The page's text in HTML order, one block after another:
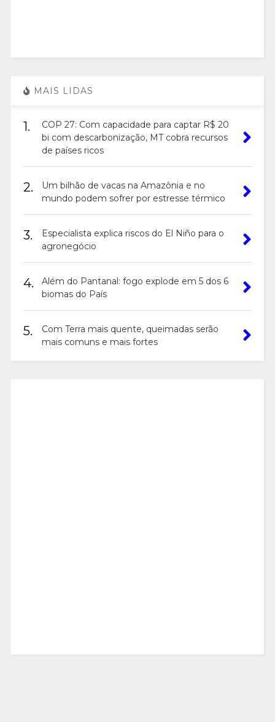
MAIS LIDAS
1.
COP 27: Com capacidade para captar R$ 20
bi com descarbonização, MT cobra recursos
de países ricos
2.
Um bilhão de vacas na Amazônia e no
mundo podem sofrer por estresse térmico
3.
Especialista explica riscos do El Niño para o
agronegócio
4.
Além do Pantanal: fogo explode em 5 dos 6
biomas do País
5.
Com Terra mais quente, queimadas serão
mais comuns e mais fortes